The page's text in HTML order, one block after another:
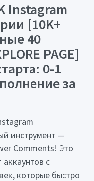
[10K+
40
PAGE]
0-1
за
инструмент —
Comments! Это
с
которые быстро